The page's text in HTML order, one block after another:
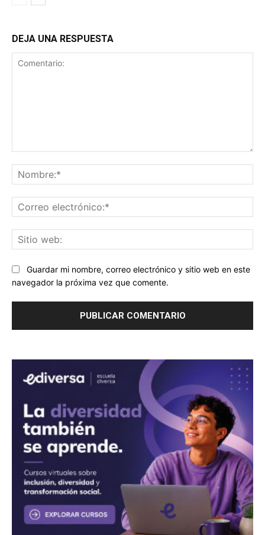
DEJA UNA RESPUESTA
Guardar mi nombre, correo electrónico y sitio web en este
navegador la próxima vez que comente.